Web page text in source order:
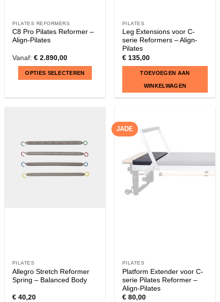
PILATES REFORMERS
C8 Pro Pilates Reformer –
Align-Pilates
Vanaf: €2.890,00
OPTIES SELECTEREN
variaties.
Deze
optie
kan
PILATES
Leg Extensions voor C-
serie Reformers – Align-
Pilates
€135,00
TOEVOEGEN AAN
WINKELWAGEN
PILATES
Allegro Stretch Reformer
Spring – Balanced Body
€40,20
JADE
PILATES
Platform Extender voor C-
serie Pilates Reformer –
Align-Pilates
€80,00